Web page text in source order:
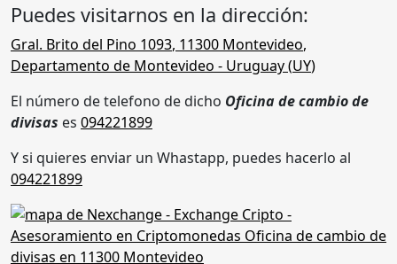
Puedes visitarnos en la dirección:
Gral. Brito del Pino 1093, 11300 Montevideo,
Departamento de Montevideo - Uruguay (UY)
El número de telefono de dicho Oficina de cambio de
divisas es 094221899
Y si quieres enviar un Whastapp, puedes hacerlo al
094221899